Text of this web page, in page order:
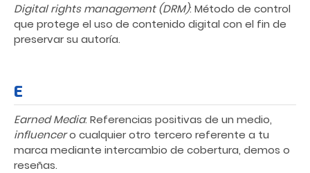
Digital rights management (DRM): Método de control
que protege el uso de contenido digital con el fin de
preservar su autoría.
E
Earned Media: Referencias positivas de un medio,
influencero cualquier otro tercero referente a tu
marca mediante intercambio de cobertura, demos o
reseñas.